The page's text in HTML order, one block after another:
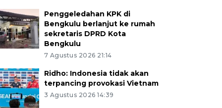
Penggeledahan KPK di
Bengkulu berlanjut ke rumah
sekretaris DPRD Kota
Bengkulu
7 Agustus 2026 21:14
Ridho: Indonesia tidak akan
terpancing provokasi Vietnam
3 Agustus 2026 14:39